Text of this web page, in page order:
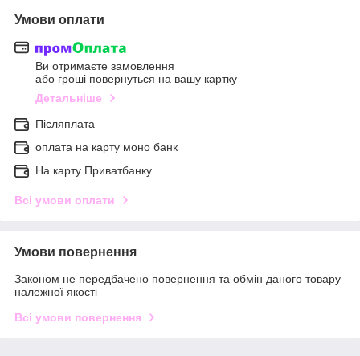
Умови оплати
Ви отримаєте замовлення
або гроші повернуться на вашу картку
Детальніше
Післяплата
оплата на карту моно банк
На карту Приватбанку
Всі умови оплати
Умови повернення
Законом не передбачено повернення та обмін даного товару
належної якості
Всі умови повернення